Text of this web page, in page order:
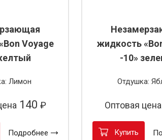
Voyage
Лимон
140 ₽
Подробнее
жидкость
-10»
Отдушка:
Оптовая цена
Купить